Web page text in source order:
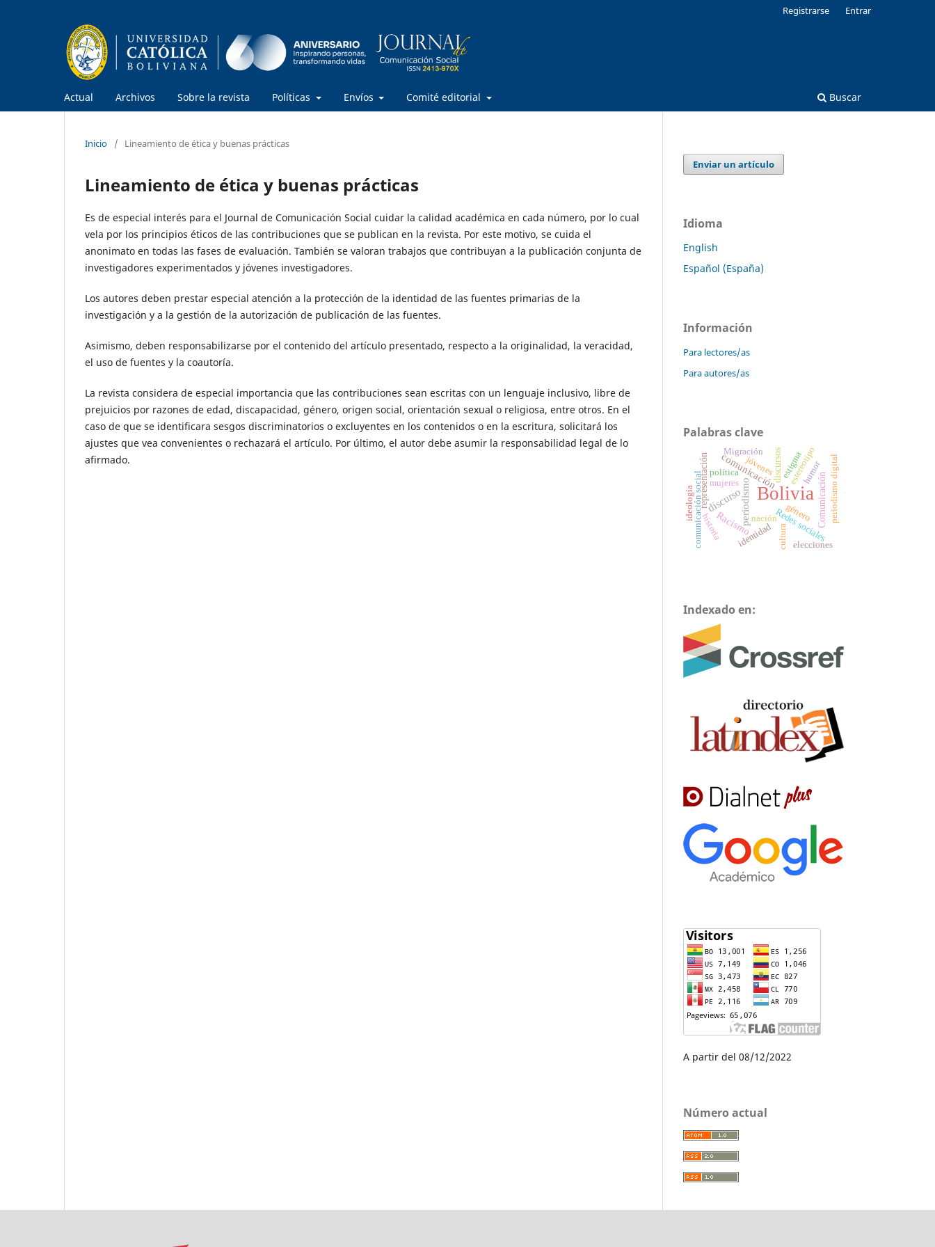
Actual Archivos Sobre la revista Políticas Envíos Comité editorial Buscar
Registrarse Entrar
Inicio / Lineamiento de ética y buenas prácticas
Lineamiento de ética y buenas prácticas
Es de especial interés para el Journal de Comunicación Social cuidar la calidad académica en cada número, por lo cual
vela por los principios éticos de las contribuciones que se publican en la revista. Por este motivo, se cuida el
anonimato en todas las fases de evaluación. También se valoran trabajos que contribuyan a la publicación conjunta de
investigadores experimentados y jóvenes investigadores.
Los autores deben prestar especial atención a la protección de la identidad de las fuentes primarias de la
investigación y a la gestión de la autorización de publicación de las fuentes.
Asimismo, deben responsabilizarse por el contenido del artículo presentado, respecto a la originalidad, la veracidad,
el uso de fuentes y la coautoría.
La revista considera de especial importancia que las contribuciones sean escritas con un lenguaje inclusivo, libre de
prejuicios por razones de edad, discapacidad, género, origen social, orientación sexual o religiosa, entre otros. En el
caso de que se identificara sesgos discriminatorios o excluyentes en los contenidos o en la escritura, solicitará los
ajustes que vea convenientes o rechazará el artículo. Por último, el autor debe asumir la responsabilidad legal de lo
afirmado.
Enviar un artículo
Idioma
English
Español (España)
Información
Para lectores/as
Para autores/as
Palabras clave
Bolivia
discurso
comunicación
periodismo
Racismo
representación
Redes sociales
género Comunicación
identidad
discursosestereotipo
comunicación social nación
jóvenes
política
cultura
periodismo digital
historia
estigma
Migración
humor
ideología
elecciones
mujeres
Indexado en:
A partir del 08/12/2022
Número actual